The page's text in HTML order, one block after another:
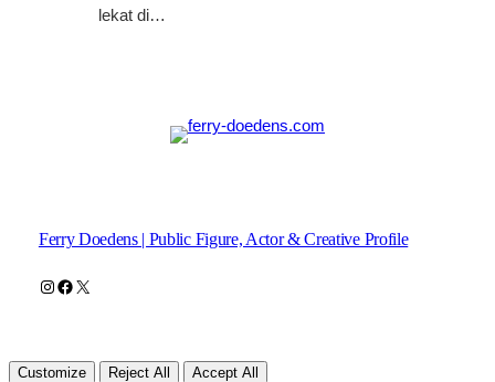
lekat di…
Ferry Doedens | Public Figure, Actor & Creative Profile
Instagram
Facebook
X
Customize Reject All Accept All